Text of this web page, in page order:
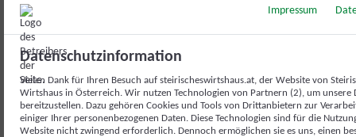
Impressum
Datenschutzinformation
Vielen Dank für Ihren Besuch auf steirischeswirtshaus.at, der Website von
Wirtshaus in Österreich. Wir nutzen Technologien von Partnern (2), um unsere
bereitzustellen. Dazu gehören Cookies und Tools von Drittanbietern zur
einiger Ihrer personenbezogenen Daten. Diese Technologien sind für die
Website nicht zwingend erforderlich. Dennoch ermöglichen sie es uns, einen